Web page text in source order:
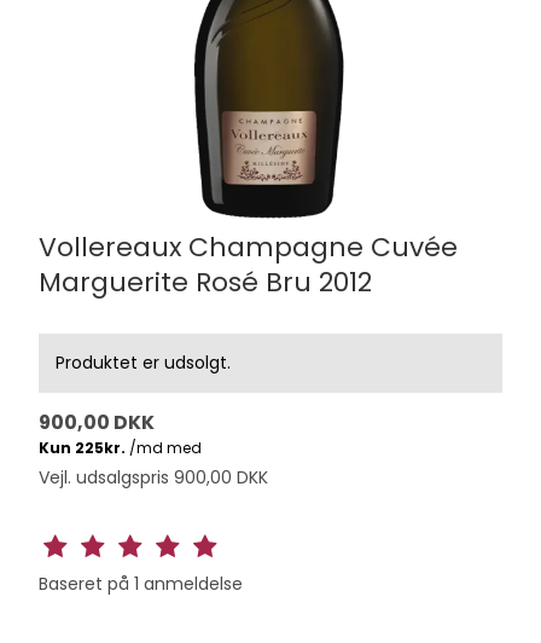
Vollereaux Champagne Cuvée
Marguerite Rosé Bru 2012
Produktet er udsolgt.
900,00 DKK
Vejl. udsalgspris 900,00 DKK
Baseret på 1 anmeldelse